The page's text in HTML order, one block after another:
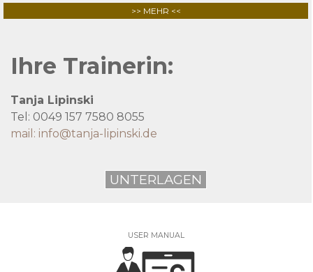
>> MEHR <<
Ihre Trainerin:
Tanja Lipinski
Tel: 0049 157 7580 8055
mail: info@tanja-lipinski.de
UNTERLAGEN
USER MANUAL